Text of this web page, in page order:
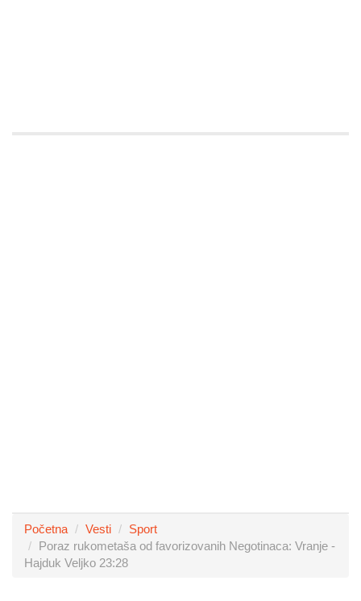
Početna Vesti
Sport
Poraz rukometaša od favorizovanih Negotinaca: Vranje -
Hajduk Veljko 23:28